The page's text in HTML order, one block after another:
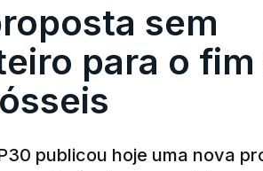
sem
para o fim
publicou hoje uma nova